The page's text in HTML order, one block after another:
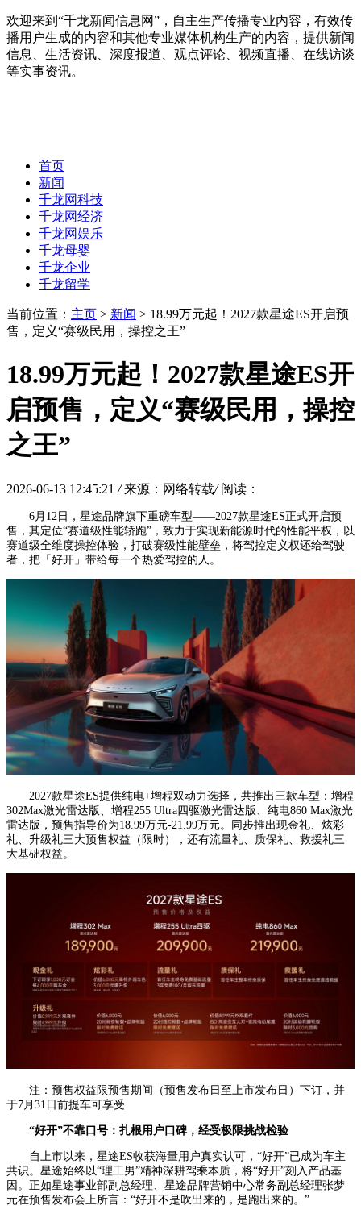
欢迎来到“千龙新闻信息网”，自主生产传播专业内容，有效传
播用户生成的内容和其他专业媒体机构生产的内容，提供新闻
信息、生活资讯、深度报道、观点评论、视频直播、在线访谈
等实事资讯。
首页
新闻
千龙网科技
千龙网经济
千龙网娱乐
千龙母婴
千龙企业
千龙留学
当前位置： 主页 > 新闻 > 18.99万元起！2027款星途ES开启预
售，定义“赛级民用，操控之王”
18.99万元起！2027款星途ES开
启预售，定义“赛级民用，操控
之王”
2026-06-13 12:45:21 / 来源：网络转载/ 阅读：
6月12日，星途品牌旗下重磅车型——2027款星途ES正式开启预
售，其定位“赛道级性能轿跑”，致力于实现新能源时代的性能平权，以
赛道级全维度操控体验，打破赛级性能壁垒，将驾控定义权还给驾驶
者，把「好开」带给每一个热爱驾控的人。
2027款星途ES提供纯电+增程双动力选择，共推出三款车型：增程
302Max激光雷达版、增程255 Ultra四驱激光雷达版、纯电860 Max激光
雷达版，预售指导价为18.99万元-21.99万元。同步推出现金礼、炫彩
礼、升级礼三大预售权益（限时），还有流量礼、质保礼、救援礼三
大基础权益。
注：预售权益限预售期间（预售发布日至上市发布日）下订，并
于7月31日前提车可享受
“好开”不靠口号：扎根用户口碑，经受极限挑战检验
自上市以来，星途ES收获海量用户真实认可，“好开”已成为车主
共识。星途始终以“理工男”精神深耕驾乘本质，将“好开”刻入产品基
因。正如星途事业部副总经理、星途品牌营销中心常务副总经理张梦
元在预售发布会上所言：“好开不是吹出来的，是跑出来的。”